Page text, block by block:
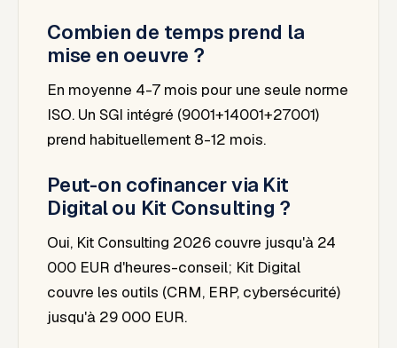
Combien de temps prend la
mise en oeuvre ?
En moyenne 4-7 mois pour une seule norme
ISO. Un SGI intégré (9001+14001+27001)
prend habituellement 8-12 mois.
Peut-on cofinancer via Kit
Digital ou Kit Consulting ?
Oui, Kit Consulting 2026 couvre jusqu'à 24
000 EUR d'heures-conseil; Kit Digital
couvre les outils (CRM, ERP, cybersécurité)
jusqu'à 29 000 EUR.